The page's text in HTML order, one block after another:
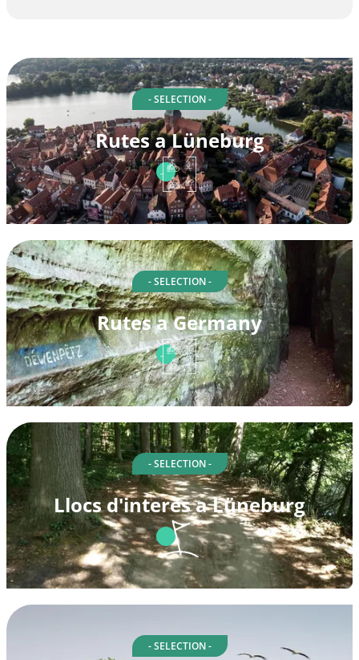
- SELECTION -
Rutes a Lüneburg
- SELECTION -
Rutes a Germany
- SELECTION -
Llocs d'interès a Lüneburg
- SELECTION -